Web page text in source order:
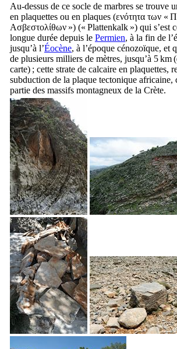
Au-dessus de ce socle de marbres se trouve
en plaquettes ou en plaques (ενότητα των «
Ασβεστολίθων ») (« Plattenkalk ») qui s’est
longue durée depuis le Permien, à la fin de
jusqu’à l’Éocène, à l’époque cénozoïque, et
de plusieurs milliers de mètres, jusqu’à 5 km
carte) ; cette strate de calcaire en plaquettes,
subduction de la plaque tectonique africaine,
partie des massifs montagneux de la Crète.